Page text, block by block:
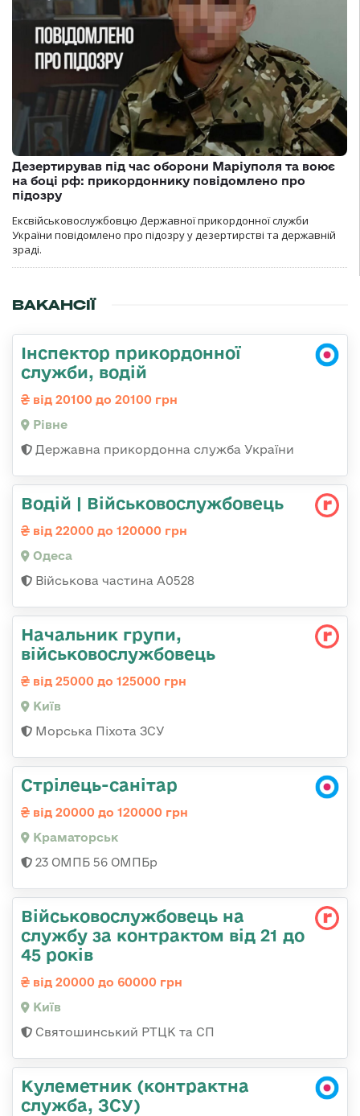
Дезертирував під час оборони Маріуполя та воює
на боці рф: прикордоннику повідомлено про
підозру
Ексвійськовослужбовцю Державної прикордонної служби
України повідомлено про підозру у дезертирстві та державній
зраді.
ВАКАНСІЇ
Інспектор прикордонної
служби, водій
від 20100 до 20100 грн
Рівне
Державна прикордонна служба України
Водій | Військовослужбовець
від 22000 до 120000 грн
Одеса
Військова частина А0528
Начальник групи,
військовослужбовець
від 25000 до 125000 грн
Київ
Морська Піхота ЗСУ
Стрілець-санітар
від 20000 до 120000 грн
Краматорськ
23 ОМПБ 56 ОМПБр
Військовослужбовець на
службу за контрактом від 21 до
45 років
від 20000 до 60000 грн
Київ
Святошинський РТЦК та СП
Кулеметник (контрактна
служба, ЗСУ)